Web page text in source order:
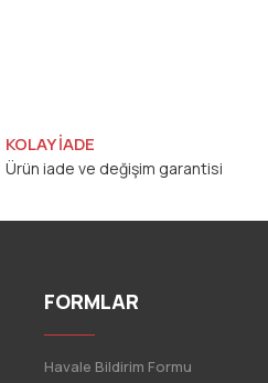
KOLAY İADE
Ürün iade ve değişim garantisi
FORMLAR
Havale Bildirim Formu